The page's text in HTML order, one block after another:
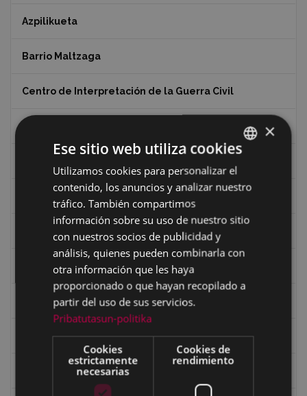
Azpilikueta
Barrio Maltzaga
Centro de Interpretación de la Guerra Civil
Dibujos de Julen Zabaleta
Eibartarren ahotan
Ermitas
Fondo Bolumburu
Fondo Carlos Narbaiza
BASQUE
SPANISH
×
Ese sitio web utiliza cookies
Utilizamos cookies para personalizar el
contenido, los anuncios y analizar nuestro
tráfico. También compartimos
información sobre su uso de nuestro sitio
con nuestros socios de publicidad y
análisis, quienes pueden combinarla con
otra información que les haya
proporcionado o que hayan recopilado a
partir del uso de sus servicios.
Pribatutasun-politika
Cookies
estrictamente
necesarias
Cookies de
rendimiento